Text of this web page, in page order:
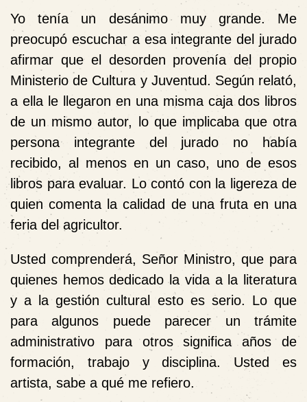
Yo tenía un desánimo muy grande. Me
preocupó escuchar a esa integrante del jurado
afirmar que el desorden provenía del propio
Ministerio de Cultura y Juventud. Según relató,
a ella le llegaron en una misma caja dos libros
de un mismo autor, lo que implicaba que otra
persona integrante del jurado no había
recibido, al menos en un caso, uno de esos
libros para evaluar. Lo contó con la ligereza de
quien comenta la calidad de una fruta en una
feria del agricultor.
Usted comprenderá, Señor Ministro, que para
quienes hemos dedicado la vida a la literatura
y a la gestión cultural esto es serio. Lo que
para algunos puede parecer un trámite
administrativo para otros significa años de
formación, trabajo y disciplina. Usted es
artista, sabe a qué me refiero.